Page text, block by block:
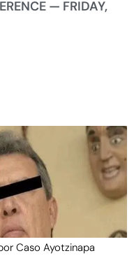
— FRIDAY,
Caso Ayotzinapa